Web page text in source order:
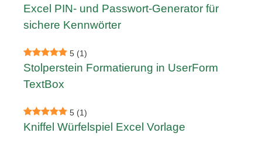
Excel PIN- und Passwort-Generator für
sichere Kennwörter
5 (1)
Stolperstein Formatierung in UserForm
TextBox
5 (1)
Kniffel Würfelspiel Excel Vorlage